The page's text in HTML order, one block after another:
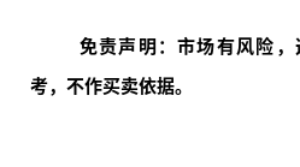
免责声明：市场有风险
考，不作买卖依据。